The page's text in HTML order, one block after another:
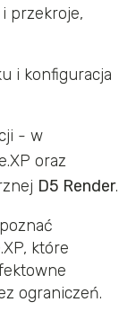
przekroje,
i konfiguracja
- w
oraz
D5 Render.
które
ograniczeń.